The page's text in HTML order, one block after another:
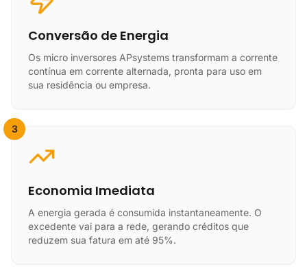
Conversão de Energia
Os micro inversores APsystems transformam a corrente
contínua em corrente alternada, pronta para uso em
sua residência ou empresa.
3
Economia Imediata
A energia gerada é consumida instantaneamente. O
excedente vai para a rede, gerando créditos que
reduzem sua fatura em até 95%.